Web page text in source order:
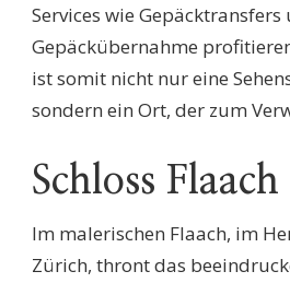
Services wie Gepäcktransfers
Gepäckübernahme
ist somit nicht nur eine
sondern ein Ort, der zum
Schloss Flaach
Im malerischen Flaach, im
Zürich, thront das